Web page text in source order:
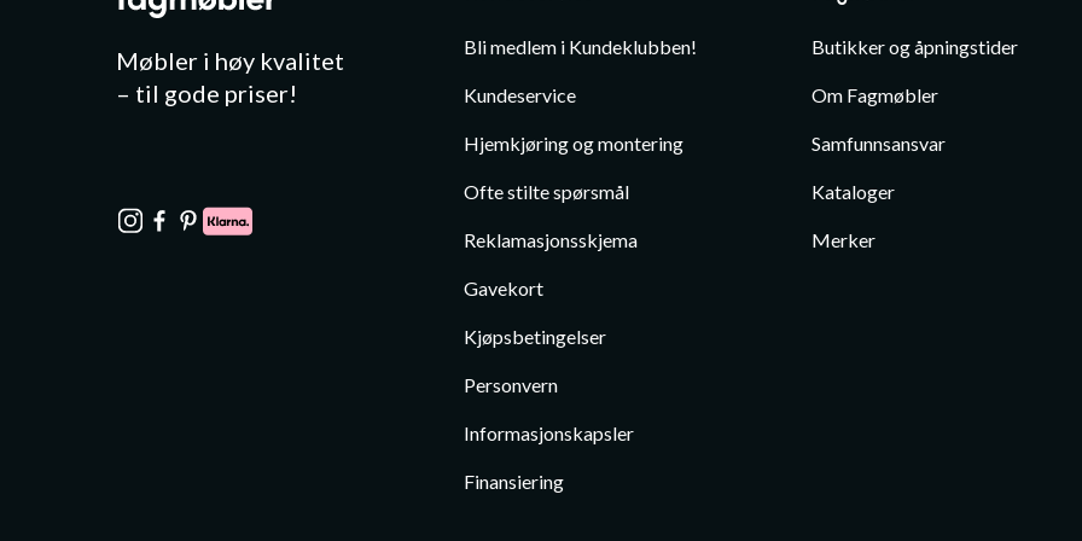
Møbler i høy kvalitet
– til gode priser!
Bli medlem i Kundeklubben!
Kundeservice
Hjemkjøring og montering
Ofte stilte spørsmål
Reklamasjonsskjema
Gavekort
Kjøpsbetingelser
Personvern
Informasjonskapsler
Finansiering
Butikker og åpningstider
Om Fagmøbler
Samfunnsansvar
Kataloger
Merker